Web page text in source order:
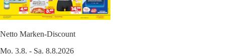
Netto Marken-Discount
Mo. 3.8. - Sa. 8.8.2026